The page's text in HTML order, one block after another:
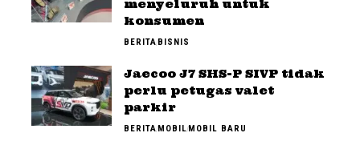
menyeluruh untuk
konsumen
BERITABISNIS
Jaecoo J7 SHS-P SIVP tidak
perlu petugas valet
parkir
BERITAMOBILMOBIL BARU